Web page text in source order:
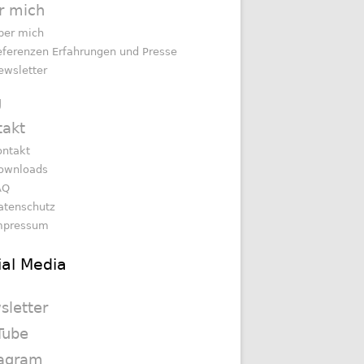
mich
mich
Erfahrungen und Presse
Media